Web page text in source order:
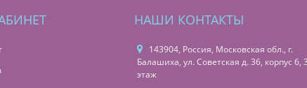
НАШИ КОНТАКТЫ
143904, Россия, Московская обл., г.
Балашиха, ул. Советская д. 36, корпус 6, 3
этаж